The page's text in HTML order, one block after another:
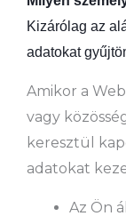
Kizárólag az
adatokat
Amikor a
vagy
keresztül
adatokat
Az Ön